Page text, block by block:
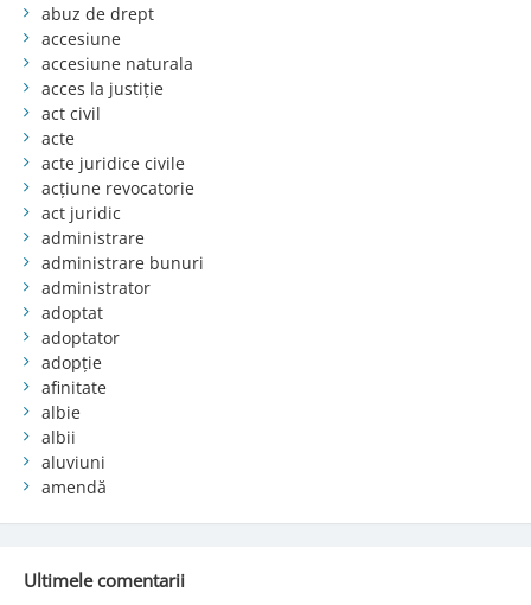
abuz de drept
accesiune
accesiune naturala
acces la justiție
act civil
acte
acte juridice civile
acțiune revocatorie
act juridic
administrare
administrare bunuri
administrator
adoptat
adoptator
adopție
afinitate
albie
albii
aluviuni
amendă
Ultimele comentarii